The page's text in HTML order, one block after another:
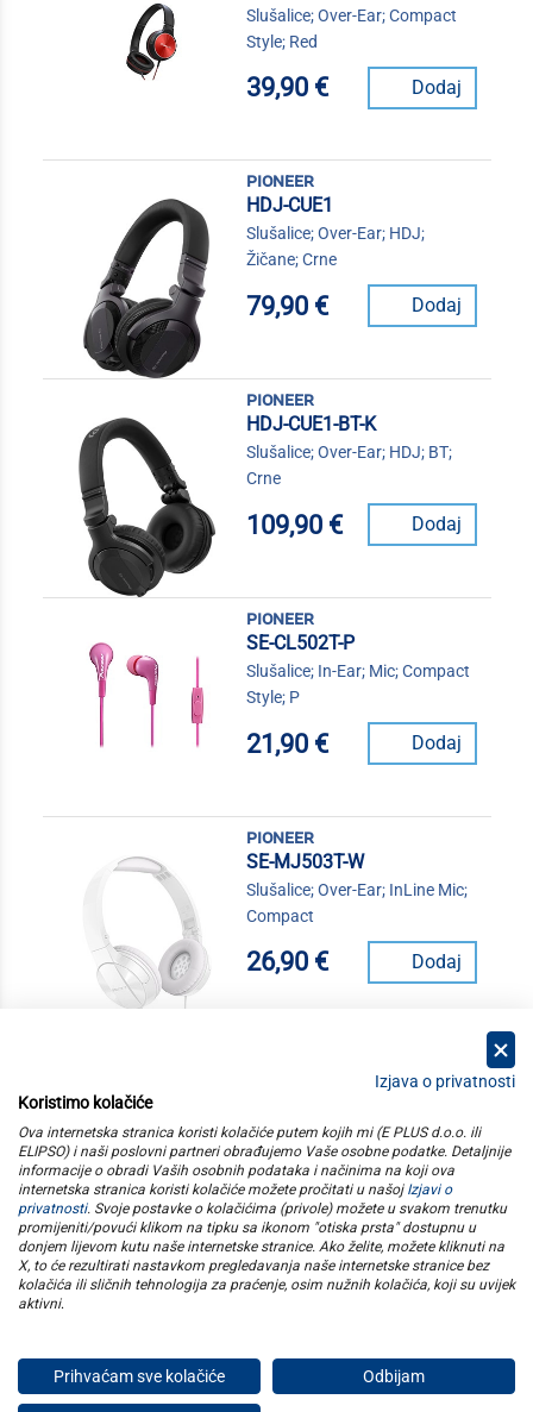
Slušalice; Over-Ear; Compact
Style; Red
39,90 € Dodaj
pioneer
HDJ-CUE1
Slušalice; Over-Ear; HDJ;
Žičane; Crne
79,90 € Dodaj
pioneer
HDJ-CUE1-BT-K
Slušalice; Over-Ear; HDJ; BT;
Crne
109,90 € Dodaj
pioneer
SE-CL502T-P
Slušalice; In-Ear; Mic; Compact
Style; P
21,90 € Dodaj
pioneer
SE-MJ503T-W
Slušalice; Over-Ear; InLine Mic;
Compact
26,90 € Dodaj
kategorije
elipso
informacije
pratite nas
E plus d.o.o. © Copyright 2026
Izjava o privatnosti
Koristimo kolačiće
Ova internetska stranica koristi kolačiće putem kojih mi (E PLUS d.o.o. ili
ELIPSO) i naši poslovni partneri obrađujemo Vaše osobne podatke. Detaljnije
informacije o obradi Vaših osobnih podataka i načinima na koji ova
internetska stranica koristi kolačiće možete pročitati u našoj Izjavi o
privatnosti. Svoje postavke o kolačićima (privole) možete u svakom trenutku
promijeniti/povući klikom na tipku sa ikonom "otiska prsta" dostupnu u
donjem lijevom kutu naše internetske stranice. Ako želite, možete kliknuti na
X, to će rezultirati nastavkom pregledavanja naše internetske stranice bez
kolačića ili sličnih tehnologija za praćenje, osim nužnih kolačića, koji su uvijek
aktivni.
Prihvaćam sve kolačiće Odbijam